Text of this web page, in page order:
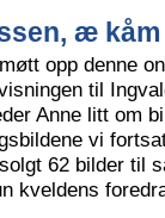
æ
opp denne
til
Anne litt om
vi
62 bilder til
kveldens